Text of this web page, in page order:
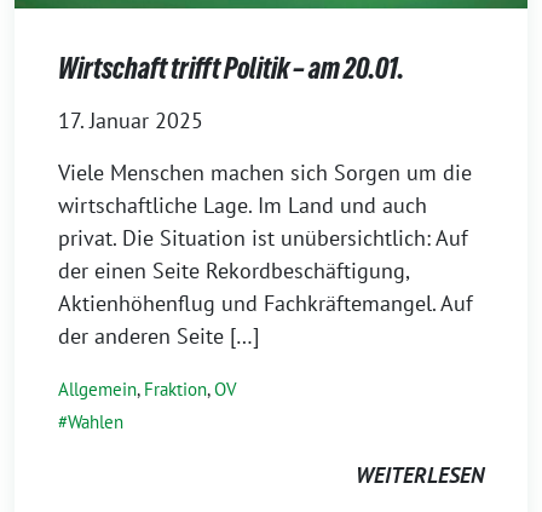
Wirtschaft trifft Politik – am 20.01.
17. Januar 2025
Viele Menschen machen sich Sorgen um die
wirtschaftliche Lage. Im Land und auch
privat. Die Situation ist unübersichtlich: Auf
der einen Seite Rekordbeschäftigung,
Aktienhöhenflug und Fachkräftemangel. Auf
der anderen Seite […]
Allgemein, Fraktion,OV
Wahlen
WEITERLESEN